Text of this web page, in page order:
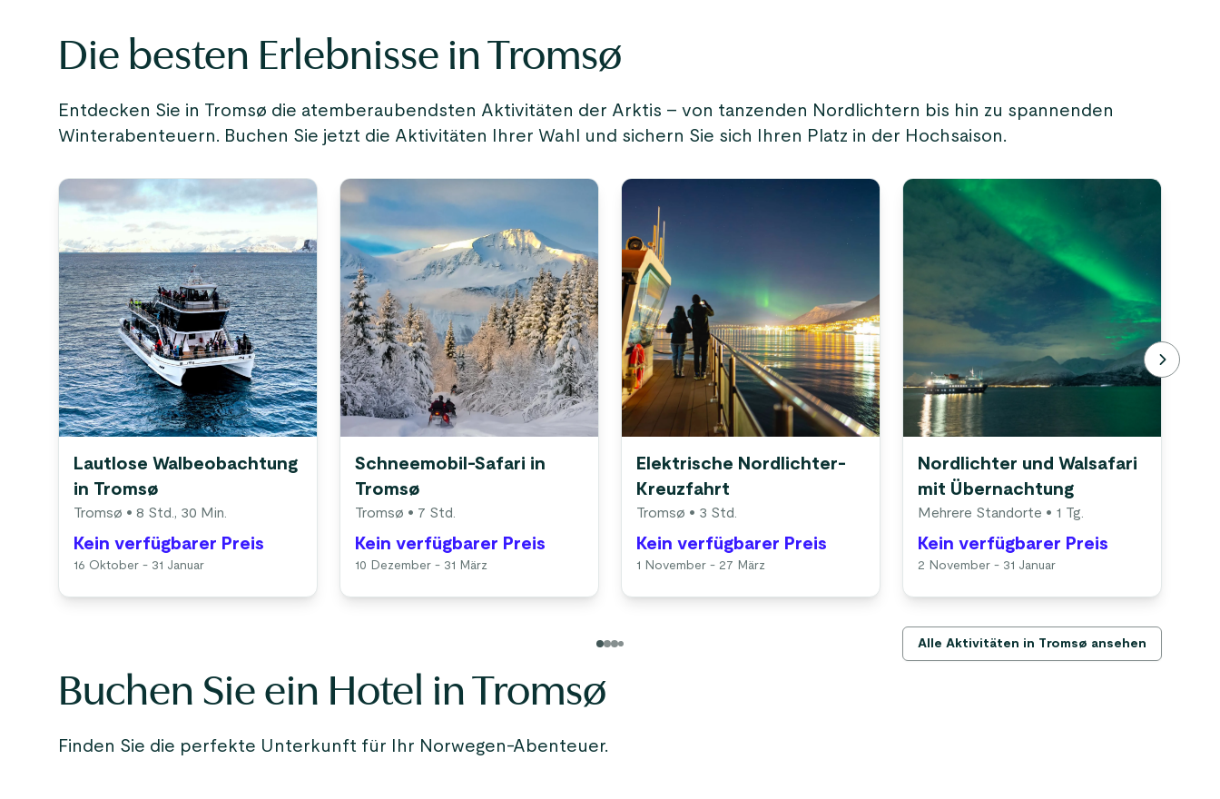
Die besten Erlebnisse in Tromsø
Entdecken Sie in Tromsø die atemberaubendsten Aktivitäten der Arktis – von tanzenden Nordlichtern bis hin zu spannenden
Winterabenteuern. Buchen Sie jetzt die Aktivitäten Ihrer Wahl und sichern Sie sich Ihren Platz in der Hochsaison.
Lautlose Walbeobachtung
in Tromsø
Tromsø • 8 Std., 30 Min.
Kein verfügbarer Preis
16 Oktober - 31 Januar
Schneemobil-Safari in
Tromsø
Tromsø • 7 Std.
Kein verfügbarer Preis
10 Dezember - 31 März
Elektrische Nordlichter-
Kreuzfahrt
Tromsø • 3 Std.
Kein verfügbarer Preis
1 November - 27 März
Nordlichter und Walsafari
mit Übernachtung
Mehrere Standorte • 1 Tg.
Kein verfügbarer Preis
2 November - 31 Januar
Alle Aktivitäten in Tromsø ansehen
Buchen Sie ein Hotel in Tromsø
Finden Sie die perfekte Unterkunft für Ihr Norwegen-Abenteuer.